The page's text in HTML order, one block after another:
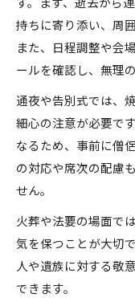
持ちに寄り添い、周
また、日程調整や会
ールを確認し、無理
通夜や告別式では、
細心の注意が必要で
なるため、事前に僧
の対応や席次の配慮
せん。
火葬や法要の場面で
気を保つことが大切
人や遺族に対する敬
できます。